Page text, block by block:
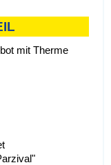
mit Therme